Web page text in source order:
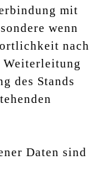
mit
wenn
nach
Weiterleitung
des Stands
Daten sind